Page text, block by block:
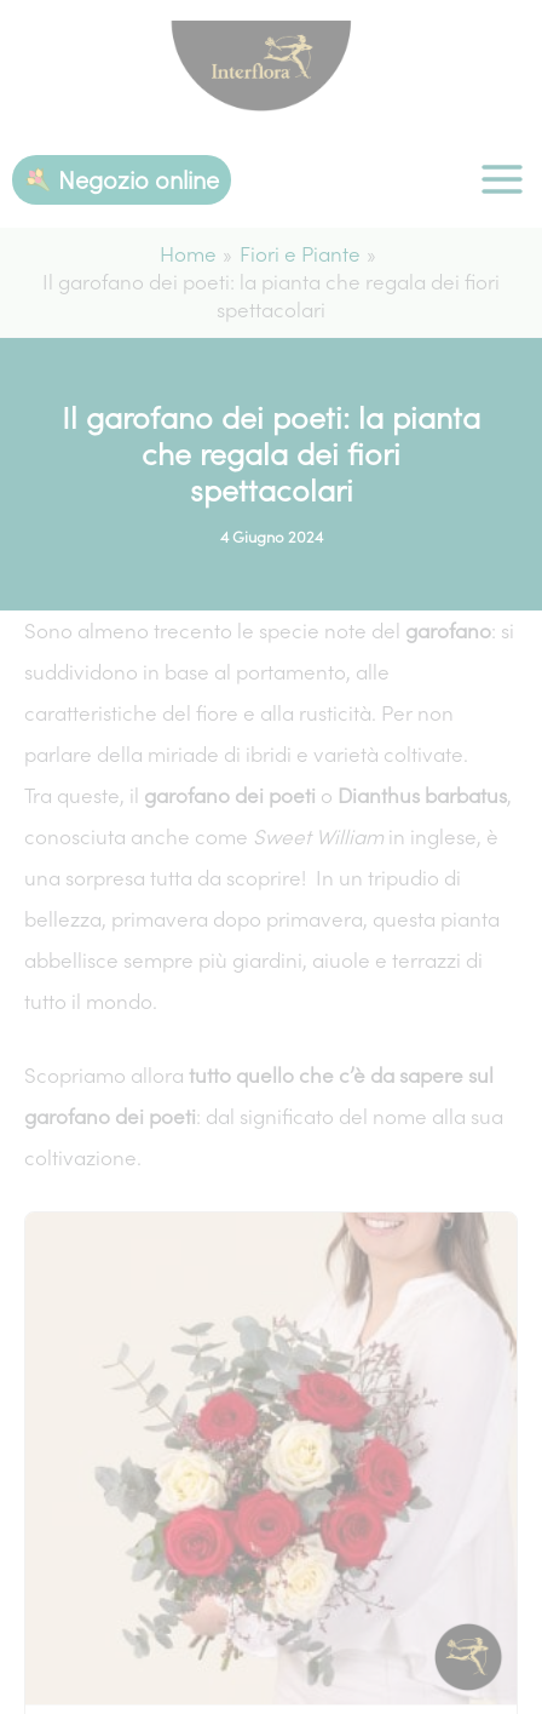
Negozio online
Home
Fiori e Piante
Il garofano dei poeti: la pianta che regala dei fiori
spettacolari
Il garofano dei poeti: la pianta
che regala dei fiori
spettacolari
4 Giugno 2024
Sono almeno trecento le specie note del garofano: si
suddividono in base al portamento, alle
caratteristiche del fiore e alla rusticità. Per non
parlare della miriade di ibridi e varietà coltivate.
Tra queste, il garofano dei poeti o Dianthus barbatus,
conosciuta anche come Sweet William in inglese, è
una sorpresa tutta da scoprire! In un tripudio di
bellezza, primavera dopo primavera, questa pianta
abbellisce sempre più giardini, aiuole e terrazzi di
tutto il mondo.
Scopriamo allora tutto quello che c’è da sapere sul
garofano dei poeti: dal significato del nome alla sua
coltivazione.